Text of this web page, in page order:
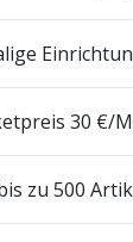
30 €/
zu 500